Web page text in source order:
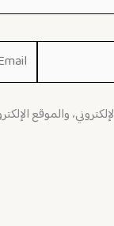
Email*
والموقع